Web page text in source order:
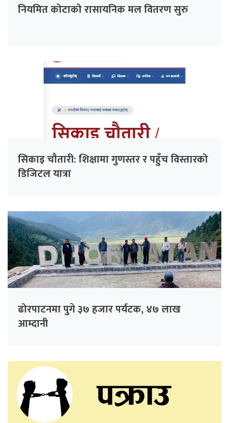
नियमित कोटाको रासायनिक मल वितरण सुरु
सिकाइ चौतारी: शिक्षामा गुणस्तर र पहुँच विस्तारको
डिजिटल यात्रा
ढोरपाटनमा पुगे ३७ हजार पर्यटक, ४७ लाख
आम्दानी